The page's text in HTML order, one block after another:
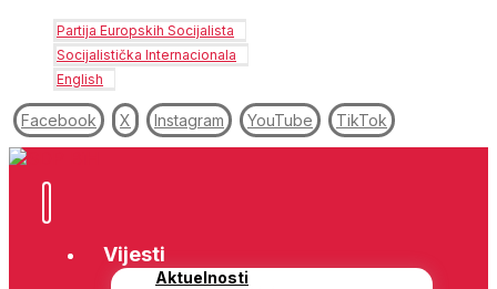
Partija Europskih Socijalista
Socijalistička Internacionala
English
Facebook X Instagram YouTube TikTok
Vijesti
Aktuelnosti